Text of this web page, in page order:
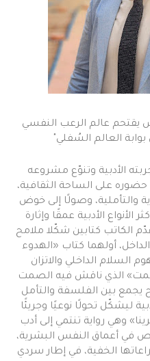
يقتحم عالم الرعب النفسي
العالم السُفلي"
الأدبية وتنوّع مشروعه
على الساحة الثقافية،
والتأملية، وصولًا إلى خوض
الأدبية عمقًا وإثارة
الكاتب كتابين شكّلا ملامح
أولهما كتاب «الهدوء
السلام الداخلي والاتزان
الذي ناقش فيه الصمت
يجمع بين الفلسفة والتأمل
ليشكّل تحولًا نوعيًا وجريئًا
وهي رواية تنتمي إلى أدب
في أعماق النفس البشرية،
الخفية، في إطار سردي